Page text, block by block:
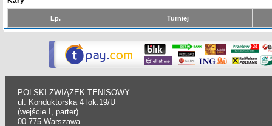
Lp. Turniej
POLSKI ZWIĄZEK TENISOWY
ul. Konduktorska 4 lok.19/U
(wejście I, parter).
00-775 Warszawa